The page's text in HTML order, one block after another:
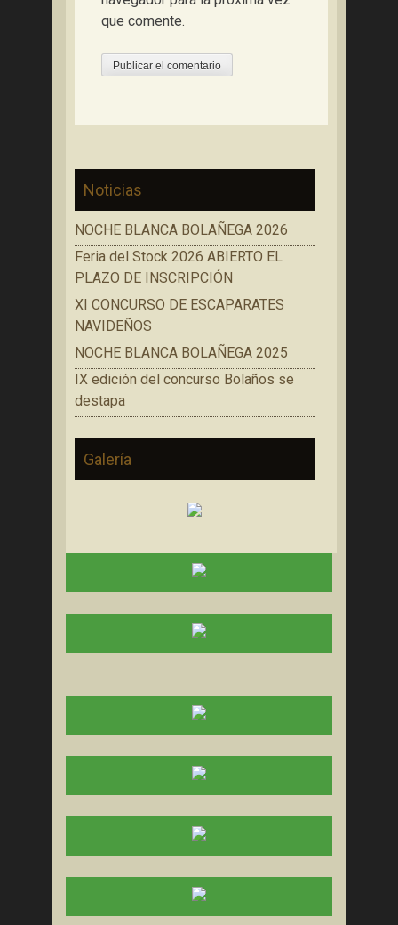
que comente.
Noticias
NOCHE BLANCA BOLAÑEGA 2026
Feria del Stock 2026 ABIERTO EL
PLAZO DE INSCRIPCIÓN
XI CONCURSO DE ESCAPARATES
NAVIDEÑOS
NOCHE BLANCA BOLAÑEGA 2025
IX edición del concurso Bolaños se
destapa
Galería